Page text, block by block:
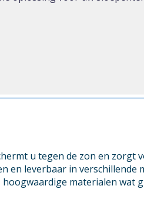
u tegen de zon en zorgt
en leverbaar in verschillende
materialen wat